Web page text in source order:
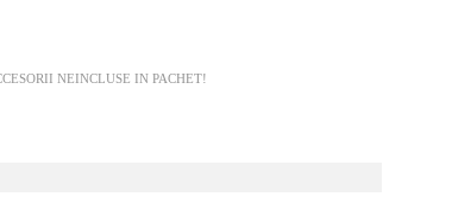
NEINCLUSE IN PACHET!